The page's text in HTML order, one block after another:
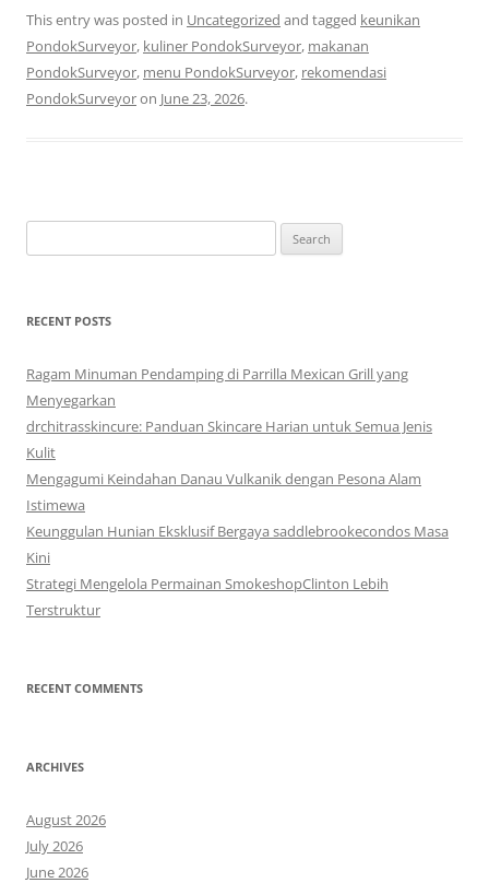
This entry was posted in Uncategorized and tagged keunikan
PondokSurveyor, kuliner PondokSurveyor, makanan
PondokSurveyor, menu PondokSurveyor, rekomendasi
PondokSurveyoron June 23, 2026.
for:
RECENT POSTS
Ragam Minuman Pendamping di Parrilla Mexican Grill yang
Menyegarkan
drchitrasskincure: Panduan Skincare Harian untuk Semua Jenis
Kulit
Mengagumi Keindahan Danau Vulkanik dengan Pesona Alam
Istimewa
Keunggulan Hunian Eksklusif Bergaya saddlebrookecondos Masa
Kini
Strategi Mengelola Permainan SmokeshopClinton Lebih
Terstruktur
RECENT COMMENTS
ARCHIVES
August 2026
July 2026
June 2026